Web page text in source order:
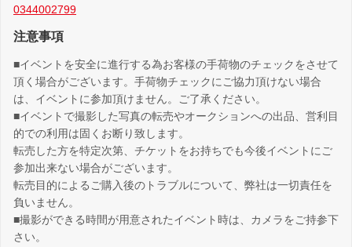
0344002799
注意事項
■イベントを安全に進行する為お客様の手荷物のチェックをさせて
頂く場合がございます。手荷物チェックにご協力頂けない場合
は、イベントに参加頂けません。ご了承ください。
■イベントで撮影した写真の転売やオークションへの出品、営利目
的での利用は固くお断り致します。
転売した方を特定次第、チケットをお持ちでも今後イベントにご
参加出来ない場合がございます。
転売目的によるご購入後のトラブルについて、弊社は一切責任を
負いません。
■撮影ができる時間が用意されたイベント時は、カメラをご持参下
さい。